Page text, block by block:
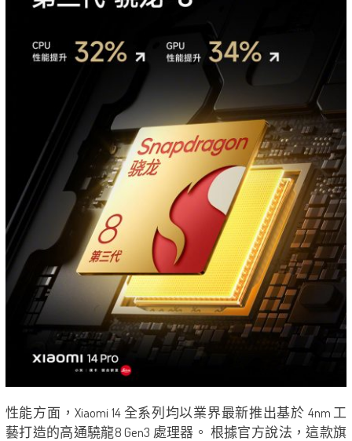
性能方面，Xiaomi 14 全系列均以業界最新推出基於 4nm 工
藝打造的高通驍龍8 Gen3 處理器。 根據官方說法，這款旗